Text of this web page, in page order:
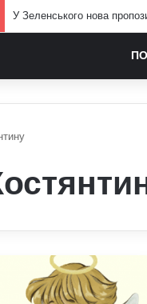
У Зеленського нова